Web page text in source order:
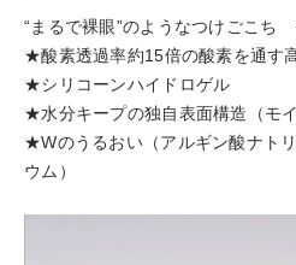
“まるで裸眼”のようなつけごこち
★酸素透過率約15倍の酸素を通す
★シリコーンハイドロゲル
★水分キープの独自表面構造（モ
★Wのうるおい（アルギン酸ナト
ウム）